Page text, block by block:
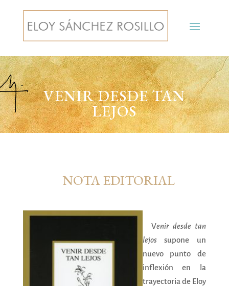
VENIR DESDE TAN
LEJOS
NOTA EDITORIAL
Venir desde tan
lejossupone un
nuevo punto de
inflexión en la
trayectoria de Eloy